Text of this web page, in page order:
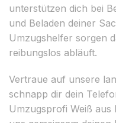
unterstützen dich bei
und Beladen deiner
Umzugshelfer sorgen
reibungslos abläuft.
Vertraue auf unsere
schnapp dir dein
Umzugsprofi Weiß